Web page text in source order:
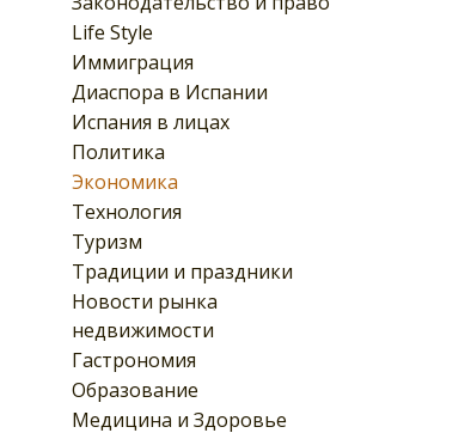
Life Style
Иммиграция
Диаспора в Испании
Испания в лицах
Политика
Экономика
Технология
Туризм
Традиции и праздники
Новости рынка
недвижимости
Гастрономия
Образование
Медицина и Здоровье